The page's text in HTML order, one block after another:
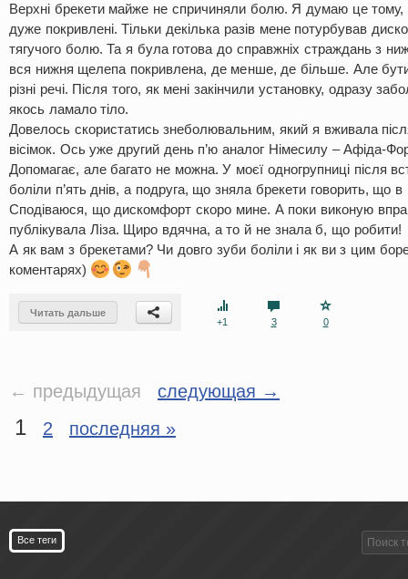
Верхні брекети майже не спричиняли болю. Я думаю це
дуже покривлені. Тільки декілька разів мене потурбував
тягучого болю. Та я була готова до справжніх страждань з
вся нижня щелепа покривлена, де менше, де більше. Але бути
різні речі. Після того, як мені закінчили установку, одразу
якось ламало тіло.
Довелось скористатись знеболювальним, який я вживала
вісімок. Ось уже другий день п’ю аналог Німесилу – Афіда-
Допомагає, але багато не можна. У моєї одногрупниці після
боліли п’ять днів, а подруга, що зняла брекети говорить, що
Сподіваюся, що дискомфорт скоро мине. А поки виконую
публікувала Ліза. Щиро вдячна, а то й не знала б, що робити!
А як вам з брекетами? Чи довго зуби боліли і як ви з цим
коментарях)
Читать дальше
+1
3 0
← предыдущая следующая →
1 2 последняя »
Все теги